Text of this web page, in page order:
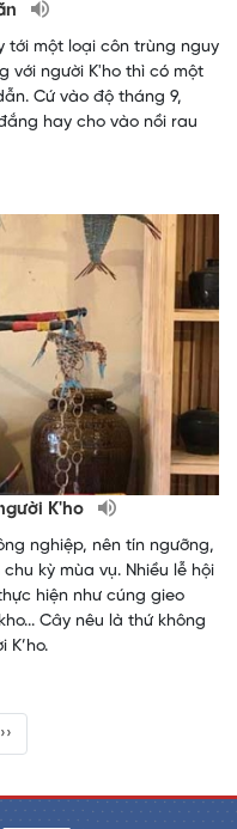
tới một loại côn trùng nguy
với người K'ho thì có một
Cứ vào độ tháng 9,
hay cho vào nồi rau
K'ho
nghiệp, nên tín ngưỡng,
kỳ mùa vụ. Nhiều lễ hội
hiện như cúng gieo
Cây nêu là thứ không
››